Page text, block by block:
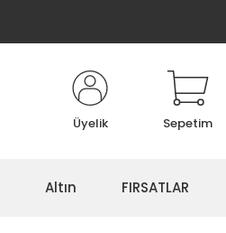
Üyelik Sepetim
Altın FIRSATLAR